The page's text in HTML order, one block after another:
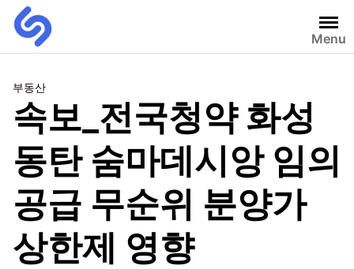
Menu
부동산
속보_전국청약 화성
동탄 숨마데시앙 임의
공급 무순위 분양가
상한제 영향